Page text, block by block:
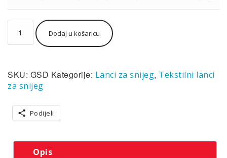
snijeg
GoSoft
Urban
D
količina
Dodaj u košaricu
SKU: GSD Kategorije: Lanci za snijeg, Tekstilni lanci
za snijeg
Podijeli
Opis